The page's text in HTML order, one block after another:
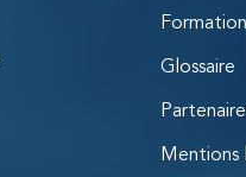
Glossaire
Mentions